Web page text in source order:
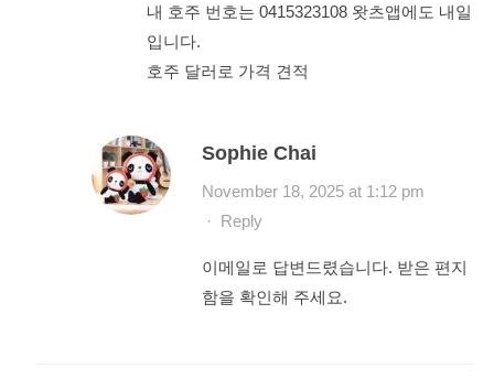
내 호주 번호는 0415323108 왓츠앱에도 내일
입니다.
호주 달러로 가격 견적
Sophie Chai
November 18, 2025 at 1:12 pm
· Reply
이메일로 답변드렸습니다. 받은 편지
함을 확인해 주세요.